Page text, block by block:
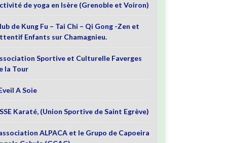
de yoga en Isère (Grenoble et Voiron)
de Kung Fu – Tai Chi – Qi Gong -Zen et
Enfants sur Chamagnieu.
Sportive et Culturelle Faverges
la Tour
A Soie
Karaté, (Union Sportive de Saint Egrève)
ALPACA et le Grupo de Capoeira